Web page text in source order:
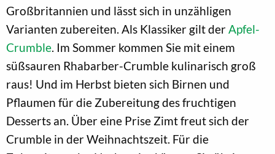
Großbritannien und lässt sich in unzähligen
Varianten zubereiten. Als Klassiker gilt derApfel-
Crumble. Im Sommer kommen Sie mit einem
süßsauren Rhabarber-Crumble kulinarisch groß
raus! Und im Herbst bieten sich Birnen und
Pflaumen für die Zubereitung des fruchtigen
Desserts an. Über eine Prise Zimt freut sich der
Crumble in der Weihnachtszeit. Für die